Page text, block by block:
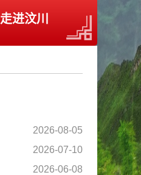
走进汶川
2026-08-05
2026-07-10
2026-06-08